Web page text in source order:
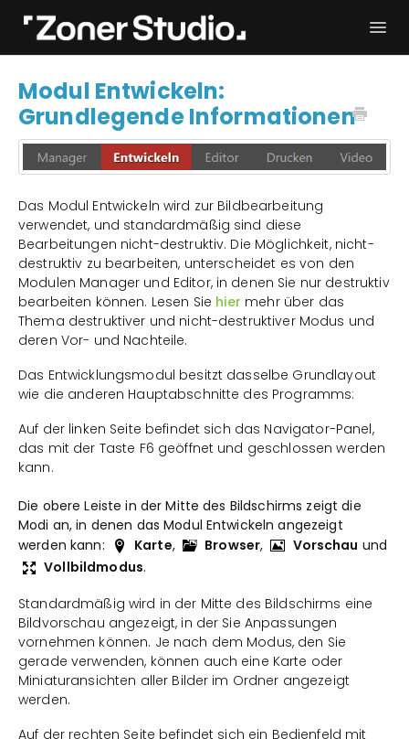
Bedienungsanleitung Kontakt
Modul Entwickeln:
Grundlegende Informationen
Das Modul Entwickeln wird zur Bildbearbeitung
verwendet, und standardmäßig sind diese
Bearbeitungen nicht-destruktiv. Die Möglichkeit, nicht-
destruktiv zu bearbeiten, unterscheidet es von den
Modulen Manager und Editor, in denen Sie nur destruktiv
bearbeiten können. Lesen Sie hier mehr über das
Thema destruktiver und nicht-destruktiver Modus und
deren Vor- und Nachteile.
Das Entwicklungsmodul besitzt dasselbe Grundlayout
wie die anderen Hauptabschnitte des Programms:
Auf der linken Seite befindet sich das Navigator-Panel,
das mit der Taste F6 geöffnet und geschlossen werden
kann.
Die obere Leiste in der Mitte des Bildschirms zeigt die
Modi an, in denen das Modul Entwickeln angezeigt
werden kann:
Karte, Browser, Vorschau und
Vollbildmodus.
Standardmäßig wird in der Mitte des Bildschirms eine
Bildvorschau angezeigt, in der Sie Anpassungen
vornehmen können. Je nach dem Modus, den Sie
gerade verwenden, können auch eine Karte oder
Miniaturansichten aller Bilder im Ordner angezeigt
werden.
Auf der rechten Seite befindet sich ein Bedienfeld mit